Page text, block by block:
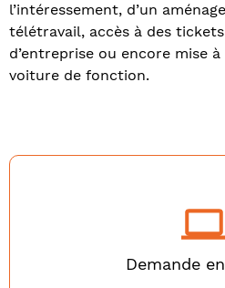
l’intéressement, d’un
télétravail, accès à des
d’entreprise ou encore mise
voiture de fonction.
Demande